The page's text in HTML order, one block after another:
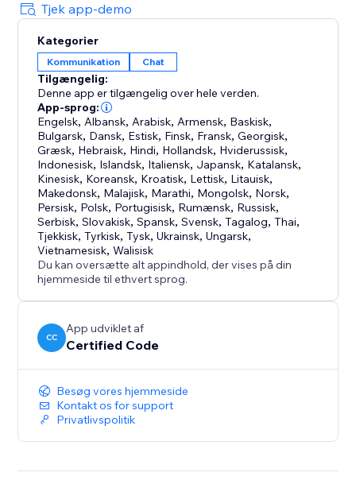
Tjek app-demo
Kategorier
Kommunikation Chat
Tilgængelig:
Denne app er tilgængelig over hele verden.
App-sprog:
Engelsk, Albansk, Arabisk, Armensk, Baskisk,
Bulgarsk, Dansk, Estisk, Finsk, Fransk,Georgisk,
Græsk, Hebraisk, Hindi, Hollandsk, Hviderussisk,
Indonesisk, Islandsk, Italiensk, Japansk, Katalansk,
Kinesisk, Koreansk, Kroatisk, Lettisk, Litauisk,
Makedonsk, Malajisk, Marathi, Mongolsk, Norsk,
Persisk, Polsk, Portugisisk, Rumænsk, Russisk,
Serbisk,Slovakisk,Spansk,Svensk,Tagalog,Thai,
Tjekkisk,Tyrkisk,Tysk,Ukrainsk,Ungarsk,
Vietnamesisk,Walisisk
Du kan oversætte alt appindhold, der vises på din
hjemmeside til ethvert sprog.
CC
App udviklet af
Certified Code
Besøg vores hjemmeside
Kontakt os for support
Privatlivspolitik